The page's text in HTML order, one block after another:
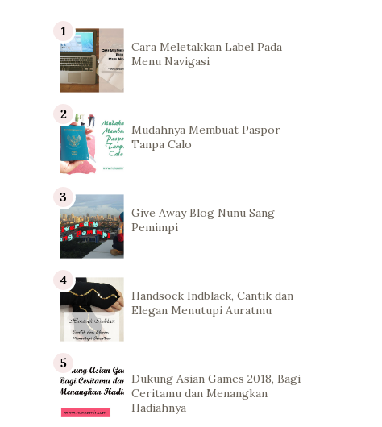
Cara Meletakkan Label Pada
Menu Navigasi
Mudahnya Membuat Paspor
Tanpa Calo
Give Away Blog Nunu Sang
Pemimpi
Handsock Indblack, Cantik dan
Elegan Menutupi Auratmu
Dukung Asian Games 2018, Bagi
Ceritamu dan Menangkan
Hadiahnya